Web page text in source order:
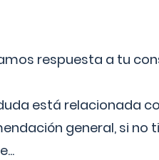
respuesta a tu
está relacionada
general, si no
...